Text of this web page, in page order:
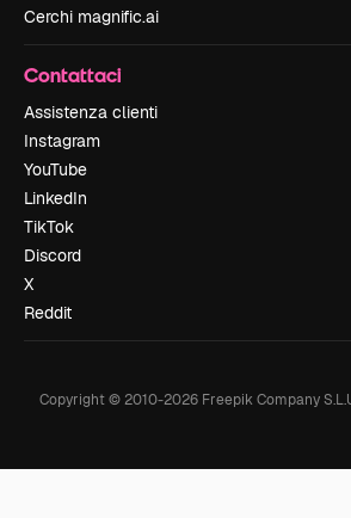
Cerchi magnific.ai
Contattaci
Assistenza clienti
Instagram
YouTube
LinkedIn
TikTok
Discord
X
Reddit
Copyright © 2010-2026Freepik Company